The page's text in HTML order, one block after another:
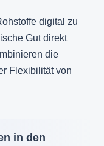
digital zu
Gut direkt
die
Flexibilität von
in den